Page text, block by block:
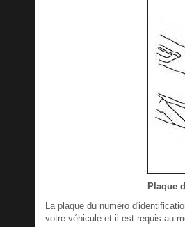
Plaque
La plaque du numéro
votre véhicule et il est requis au